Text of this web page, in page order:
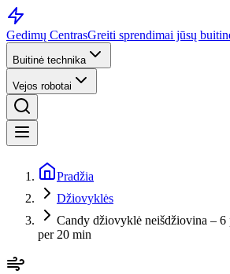
Gedimų CentrasGreiti sprendimai jūsų
Buitinė technika
Vejos robotai
Pradžia
Džiovyklės
Candy džiovyklė neišdžiovina – 6
per 20 min